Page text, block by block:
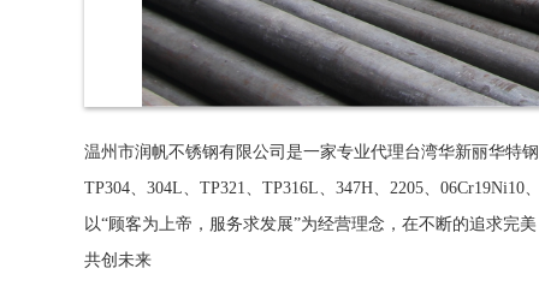
温州市润帆不锈钢有限公司是一家专业代理台湾华新丽华特
TP304、304L、TP321、TP316L、347H、2205、
以“顾客为上帝，服务求发展”为经营理念，在不断的追求完
共创未来